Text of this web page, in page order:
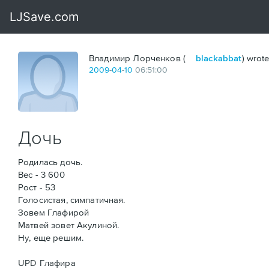
Владимир Лорченков ( blackabbat)
2009-04-10 06:51:00
Дочь
Родилась дочь.
Вес - 3 600
Рост - 53
Голосистая, симпатичная.
Зовем Глафирой
Матвей зовет Акулиной.
Ну, еще решим.
UPD Глафира